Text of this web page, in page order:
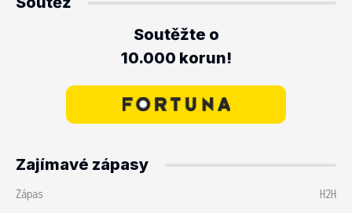
Soutěžte o
10.000 korun!
Zajímavé zápasy
Zápas
H2H